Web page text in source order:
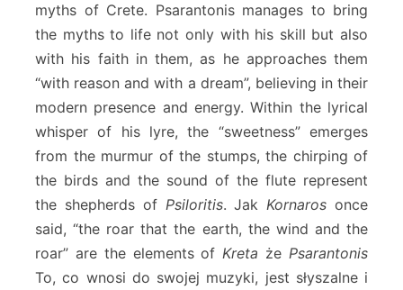
myths of Crete. Psarantonis manages to bring
the myths to life not only with his skill but also
with his faith in them, as he approaches them
“with reason and with a dream”, believing in their
modern presence and energy. Within the lyrical
whisper of his lyre, the “sweetness” emerges
from the murmur of the stumps, the chirping of
the birds and the sound of the flute represent
the shepherds of Psiloritis. JakKornaros once
said, “the roar that the earth, the wind and the
roar” are the elements ofKreta żePsarantonis
To, co wnosi do swojej muzyki, jest słyszalne i